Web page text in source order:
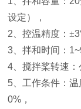
设定），
2 、控温精度：±3
3 、拌和时间：
4 、搅拌桨转速
5 、工作条件：
0% ，